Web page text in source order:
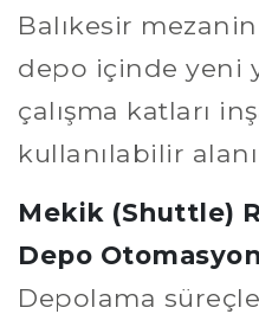
Balıkesir
depo içinde yeni
çalışma katları
kullanılabilir
Mekik (Shuttle)
Depo
Depolama